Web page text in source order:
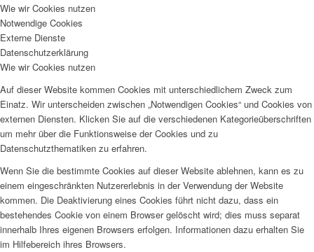
Wie wir Cookies nutzen
Notwendige Cookies
Externe Dienste
Datenschutzerklärung
Wie wir Cookies nutzen
Auf dieser Website kommen Cookies mit unterschiedlichem Zweck zum
Einatz. Wir unterscheiden zwischen „Notwendigen Cookies“ und Cookies von
externen Diensten. Klicken Sie auf die verschiedenen Kategorieüberschriften
um mehr über die Funktionsweise der Cookies und zu
Datenschutzthematiken zu erfahren.
Wenn Sie die bestimmte Cookies auf dieser Website ablehnen, kann es zu
einem eingeschränkten Nutzererlebnis in der Verwendung der Website
kommen. Die Deaktivierung eines Cookies führt nicht dazu, dass ein
bestehendes Cookie von einem Browser gelöscht wird; dies muss separat
innerhalb Ihres eigenen Browsers erfolgen. Informationen dazu erhalten Sie
im Hilfebereich ihres Browsers.